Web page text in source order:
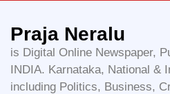
Praja Neralu
is Digital Online Newspaper,
INDIA. Karnataka, National &
including Politics, Business,